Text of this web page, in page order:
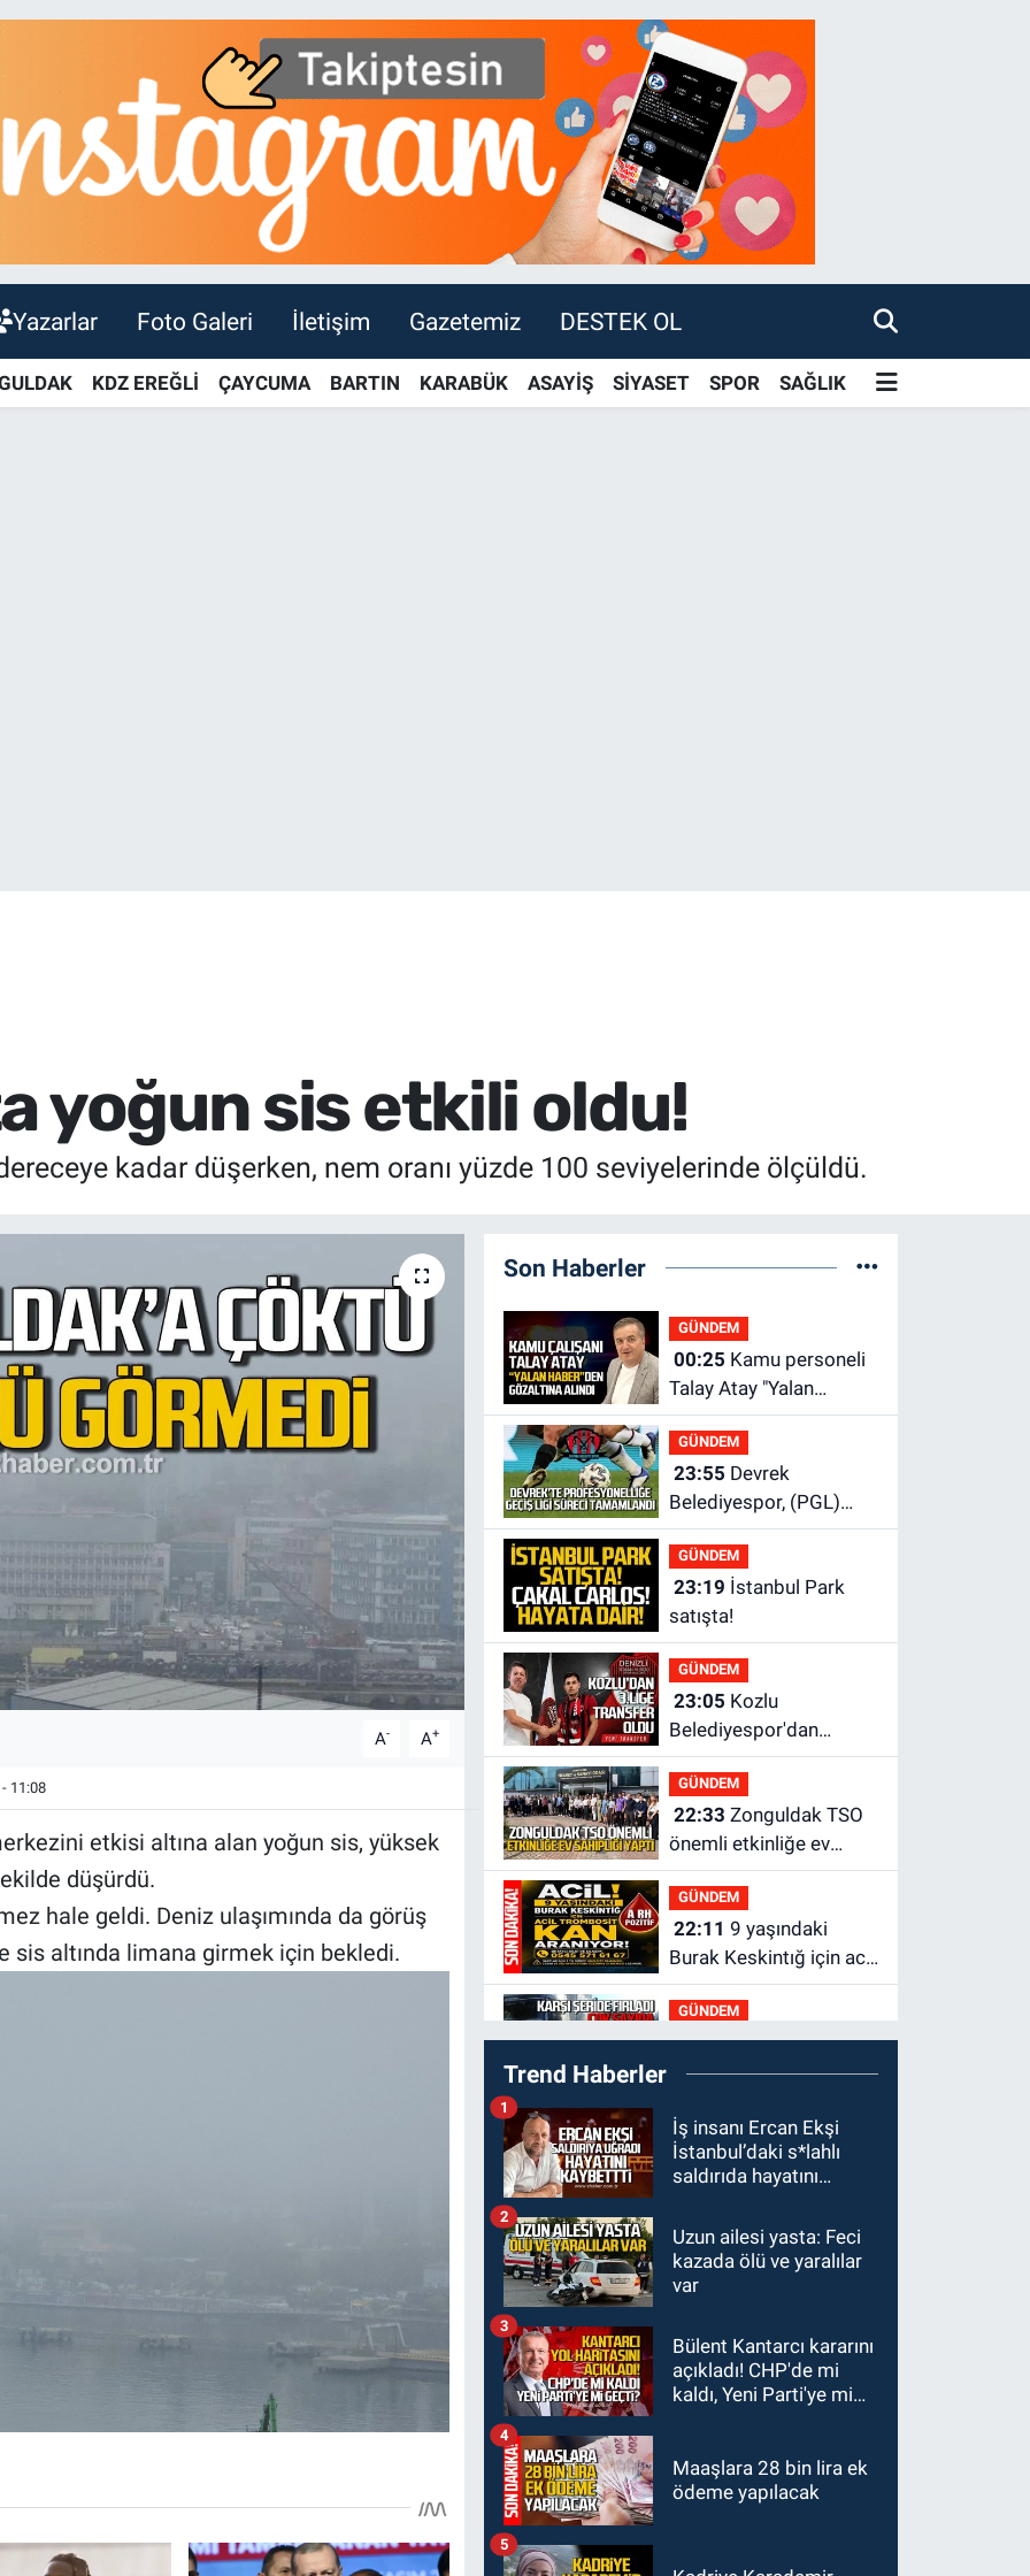
Yazarlar Foto Galeri İletişim Gazetemiz DESTEK OL
KDZ EREĞLİ ÇAYCUMA BARTIN KARABÜK ASAYİŞ SİYASET SPOR SAĞLIK
yoğun sis etkili oldu!
kadar düşerken, nem oranı yüzde 100 seviyelerinde ölçüldü.
A- A+
11:08
etkisi altına alan yoğun sis, yüksek
düşürdü.
hale geldi. Deniz ulaşımında da görüş
sis altında limana girmek için bekledi.
Son Haberler
GÜNDEM
00:25
Talay Atay "Yalan
Haber"den gözaltına
alındı
GÜNDEM
23:55
Belediyespor, (PGL)
sürecini resmi olarak
tamamladı
GÜNDEM
23:19
satışta!
GÜNDEM
23:05
Belediyespor'dan
3.Lig'e transfer oldu
GÜNDEM
22:33
önemli etkinliğe ev
sahipliği yaptı
GÜNDEM
22:11
Burak Keskintığ için acil
Trombosit Arh (+) kana
ihtiyaç var
GÜNDEM
21:50Yoldan çıktı karşı
şeride fırladı: Çok
GÜNDEM
21:38Ercüment
Ünal'dan acık haber
dayanamadı
GÜNDEM
21:12Yönetim kulübü
önce borç batağına
görevden kaçtığını
resmen açıkladı
GÜNDEM
20:56Otomobilin
çarptığı yaşlı adam
Trend Haberler
İş insanı Ercan Ekşi
İstanbul’daki s*lahlı
saldırıda hayatını
1
Uzun ailesi yasta: Feci
kazada ölü ve yaralılar
var
2
Bülent Kantarcı kararını
açıkladı! CHP'de mi
kaldı, Yeni Parti'ye mi
3
Maaşlara 28 bin lira ek
ödeme yapılacak
4
5